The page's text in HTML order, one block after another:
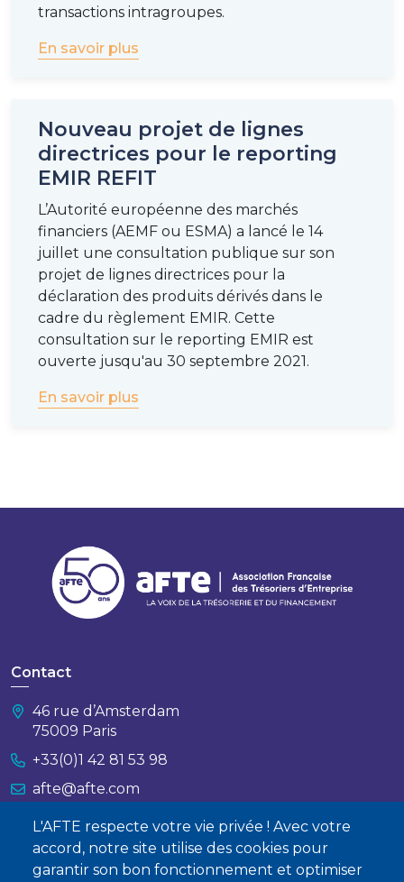
L'AFTE respecte votre vie privée ! Avec votre
accord, notre site utilise des cookies pour
garantir son bon fonctionnement et optimiser
transactions intragroupes.
En savoir plus
Nouveau projet de lignes
directrices pour le reporting
EMIR REFIT
L’Autorité européenne des marchés
financiers (AEMF ou ESMA) a lancé le 14
juillet une consultation publique sur son
projet de lignes directrices pour la
déclaration des produits dérivés dans le
cadre du règlement EMIR. Cette
consultation sur le reporting EMIR est
ouverte jusqu'au 30 septembre 2021.
En savoir plus
Contact
46 rue d’Amsterdam
75009 Paris
+33(0)1 42 81 53 98
afte@afte.com
Nous contacter
À propos